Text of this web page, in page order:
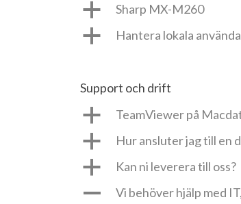
a Sharp MX-M260
a Hantera lokala
Support och drift
a TeamViewer på
a Hur ansluter jag till en
a Kan ni leverera till oss?
A Vi behöver hjälp med